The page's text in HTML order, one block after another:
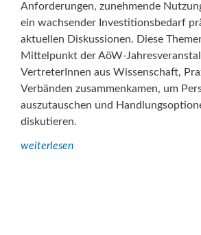
Anforderungen, zunehmende
ein wachsender Investitionsbedarf
aktuellen Diskussionen. Diese
Mittelpunkt der AöW-
VertreterInnen aus Wissenschaft,
Verbänden zusammenkamen, um
auszutauschen und
diskutieren.
weiterlesen